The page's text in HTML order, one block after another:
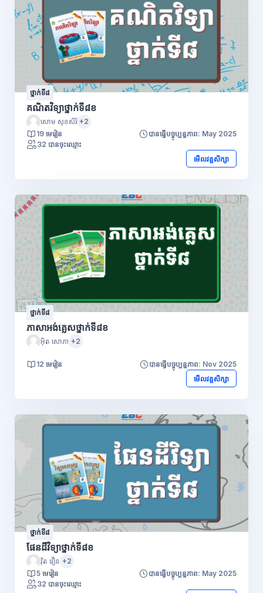
ថ្នាក់ទី៨
គណិតវិទ្យាថ្នាក់ទី៨ខ
សោម សុខសិរី +2
19 មេរៀន
បានធ្វើបច្ចុប្បន្នភាព: May 2025
32 បានចុះឈ្មោះ
មើលវគ្គសិក្សា
ថ្នាក់ទី៨
ភាសាអង់គ្លេសថ្នាក់ទី៨ខ
អ៊ិត សោភា +2
12 មេរៀន
បានធ្វើបច្ចុប្បន្នភាព: Nov 2025
មើលវគ្គសិក្សា
ថ្នាក់ទី៨
ផែនដីវិទ្យាថ្នាក់ទី៨ខ
វ៉ិត វឿន +2
5 មេរៀន
បានធ្វើបច្ចុប្បន្នភាព: May 2025
32 បានចុះឈ្មោះ